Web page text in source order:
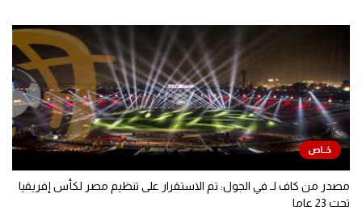
مصدر من كاف لـ في الجول: تم الاستقرار على تنظيم مصر لكأس إفريقيا
تحت 23 عاما